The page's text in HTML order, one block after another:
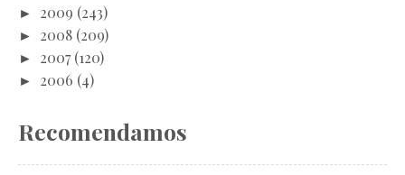
► 2009 (243)
► 2008 (209)
► 2007 (120)
► 2006 (4)
Recomendamos